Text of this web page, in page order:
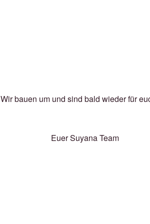
Wir bauen um und sind bald wieder für
Euer Suyana Team